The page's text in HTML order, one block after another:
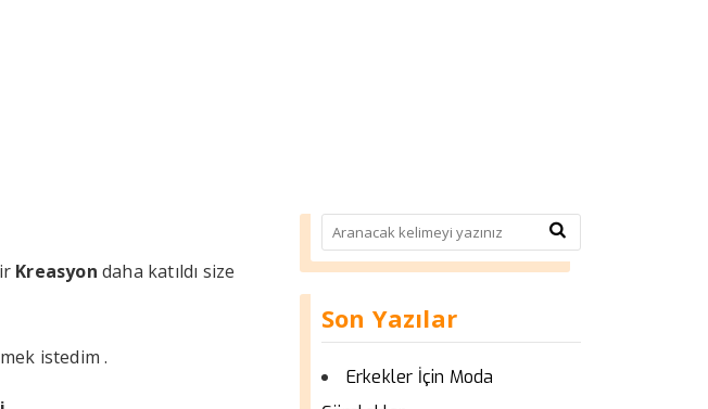
Kreasyon daha katıldı size
istedim .
Son Yazılar
Erkekler İçin Moda